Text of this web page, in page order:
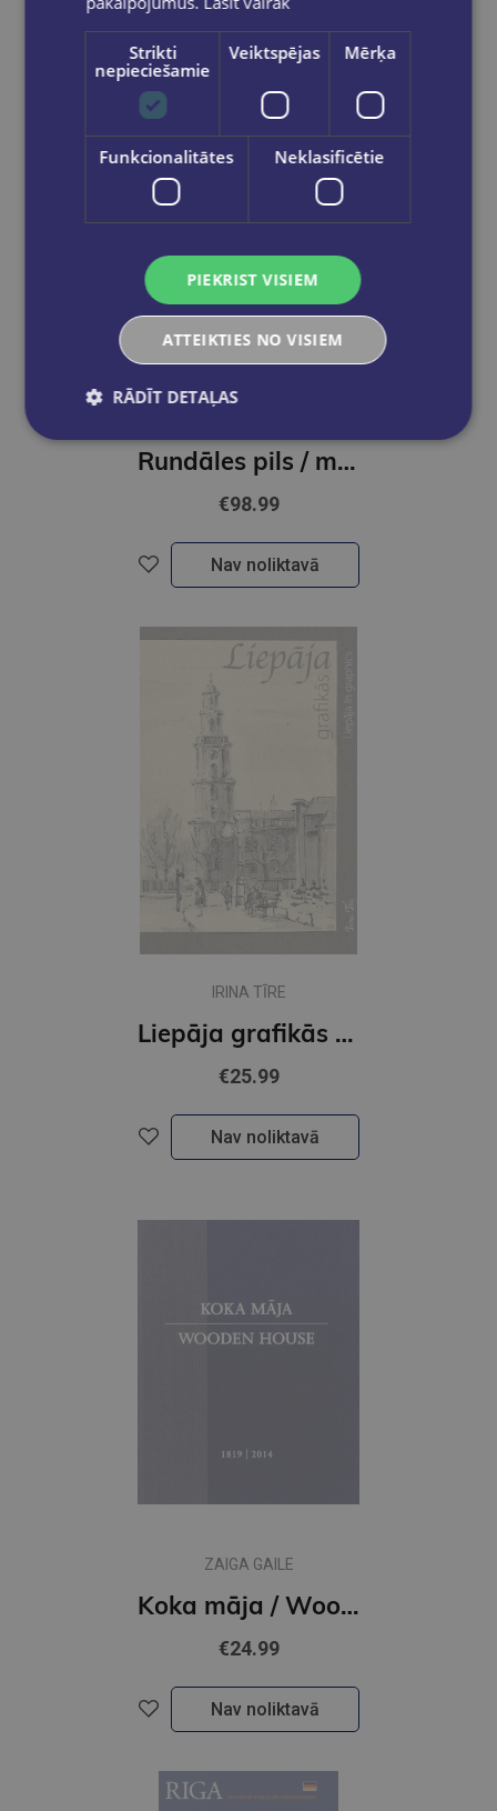
Rundāles pils / monogrāfija 1 sējums
€98.99
Nav noliktavā
IRINA TĪRE
Liepāja grafikās / Liepāja in graphics
€25.99
Nav noliktavā
ZAIGA GAILE
Koka māja / Wooden House
€24.99
Nav noliktavā
Strikti
nepieciešamie
Veiktspējas Mērķa
Funkcionalitātes Neklasificētie
PIEKRIST VISIEM
ATTEIKTIES NO VISIEM
RĀDĪT DETAĻAS